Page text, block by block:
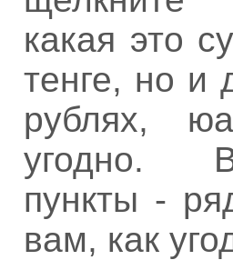
какая это
тенге, но и
рублях,
угодно.
пункты -
вам, как